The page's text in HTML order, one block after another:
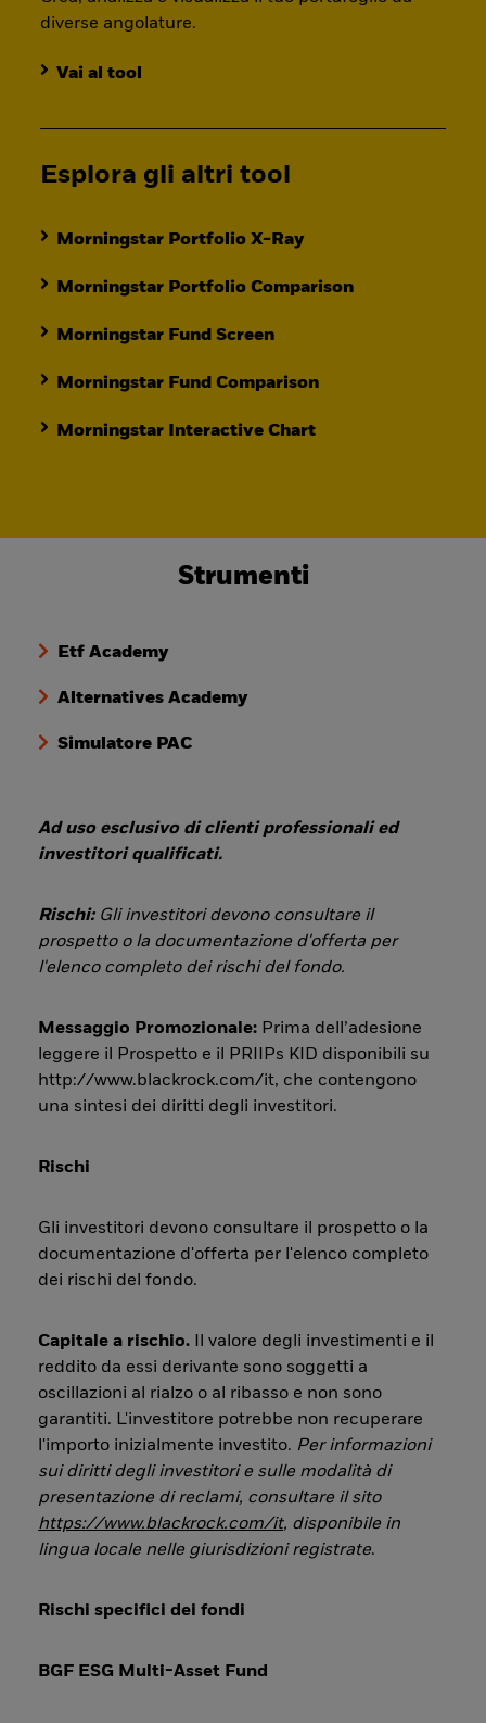
diverse angolature.
Vai al tool
Esplora gli altri tool
Morningstar Portfolio X-Ray
Morningstar Portfolio Comparison
Morningstar Fund Screen
Morningstar Fund Comparison
Morningstar Interactive Chart
Strumenti
Etf Academy
Alternatives Academy
Simulatore PAC
Ad uso esclusivo di clienti professionali ed
investitori qualificati.
Rischi: Gli investitori devono consultare il
prospetto o la documentazione d'offerta per
l'elenco completo dei rischi del fondo.
Messaggio Promozionale: Prima dell’adesione
leggere il Prospetto e il PRIIPs KID disponibili su
http://www.blackrock.com/it, che contengono
una sintesi dei diritti degli investitori.
Rischi
Gli investitori devono consultare il prospetto o la
documentazione d'offerta per l'elenco completo
dei rischi del fondo.
Capitale a rischio. Il valore degli investimenti e il
reddito da essi derivante sono soggetti a
oscillazioni al rialzo o al ribasso e non sono
garantiti. L'investitore potrebbe non recuperare
l'importo inizialmente investito. Per informazioni
sui diritti degli investitori e sulle modalità di
presentazione di reclami, consultare il sito
https://www.blackrock.com/it, disponibile in
lingua locale nelle giurisdizioni registrate.
Rischi specifici dei fondi
BGF ESG Multi-Asset Fund